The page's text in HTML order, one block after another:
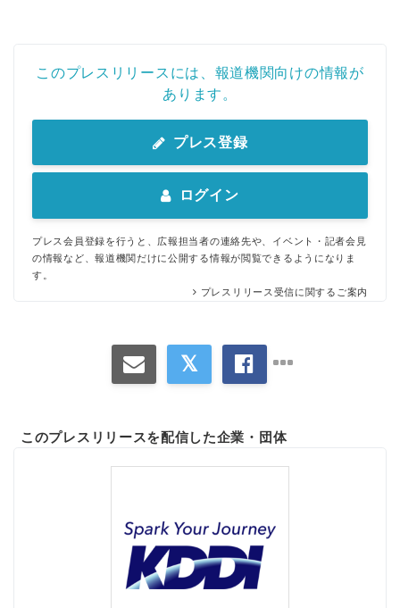
このプレスリリースには、報道機関向けの情報が
あります。
プレス登録
ログイン
プレス会員登録を行うと、広報担当者の連絡先や、イベント・記者会見
の情報など、報道機関だけに公開する情報が閲覧できるようになりま
す。
プレスリリース受信に関するご案内
このプレスリリースを配信した企業・団体